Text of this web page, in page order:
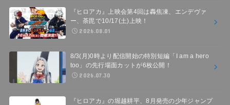
『ヒロアカ』上映会第4回は轟焦凍、エンデヴァ
ー、荼毘で10/17(土)上映！
2026.08.01
8/3(月)0時より配信開始の特別短編「I am a hero
too」の先行場面カットが6枚公開！
2026.07.30
『ヒロアカ』の堀越耕平、8月発売の少年ジャンプ